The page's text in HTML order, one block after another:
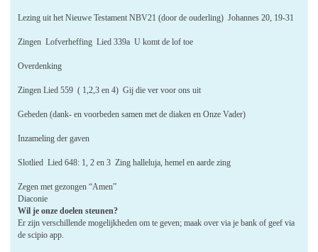
Lezing uit het Nieuwe Testament NBV21 (door de ouderling) Johannes 20, 19-31
Zingen Lofverheffing Lied 339a U komt de lof toe
Overdenking
Zingen Lied 559 ( 1,2,3 en 4) Gij die ver voor ons uit
Gebeden (dank- en voorbeden samen met de diaken en Onze Vader)
Inzameling der gaven
Slotlied Lied 648: 1, 2 en 3 Zing halleluja, hemel en aarde zing
Zegen met gezongen “Amen”
Diaconie
Wil je onze doelen steunen?
Er zijn verschillende mogelijkheden om te geven; maak over via je bank of geef via
de scipio app.